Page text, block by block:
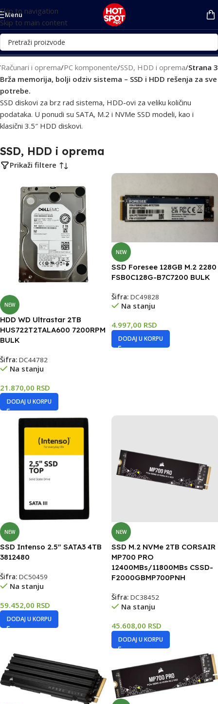
Skip to navigation
Skip to main content
Menu
Računari i oprema/PC komponente/SSD, HDD i oprema/Strana 3
Brža memorija, bolji odziv sistema – SSD i HDD rešenja za sve
potrebe.
SSD diskovi za brz rad sistema, HDD-ovi za veliku količinu
podataka. U ponudi su SATA, M.2 i NVMe SSD modeli, kao i
klasični 3.5″ HDD diskovi.
SSD, HDD i oprema
Prikaži filtere
NEW
HDD WD Ultrastar 2TB
HUS722T2TALA600 7200RPM
BULK
Šifra: DC44782
Na stanju
21.870,00 RSD
DODAJ U KORPU
NEW
SSD Foresee 128GB M.2 2280
FSB0C128G-B7C7200 BULK
Šifra: DC49828
Na stanju
4.997,00 RSD
DODAJ U KORPU
NEW
SSD Intenso 2.5″ SATA3 4TB
3812480
Šifra: DC50459
Na stanju
59.452,00 RSD
DODAJ U KORPU
NEW
SSD M.2 NVMe 2TB CORSAIR
MP700 PRO
12400MBs/11800MBs CSSD-
F2000GBMP700PNH
Šifra: DC38452
Na stanju
45.608,00 RSD
DODAJ U KORPU